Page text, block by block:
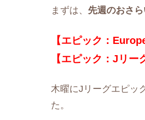
まずは、 先週のおさ
【エピック：
【エピック：Jリー
木曜にJリーグエピッ
た。